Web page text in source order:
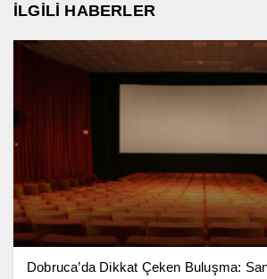
İLGİLİ HABERLER
Dobruca’da Dikkat Çeken Buluşma: